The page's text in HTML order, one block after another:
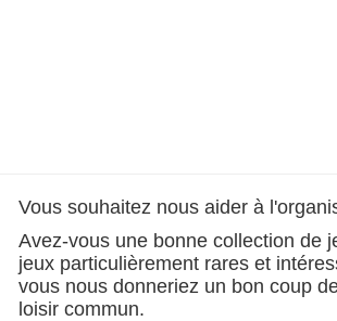
Vous souhaitez nous aider à
Avez-vous une bonne collection de
jeux particulièrement rares et
vous nous donneriez un bon coup
loisir commun.